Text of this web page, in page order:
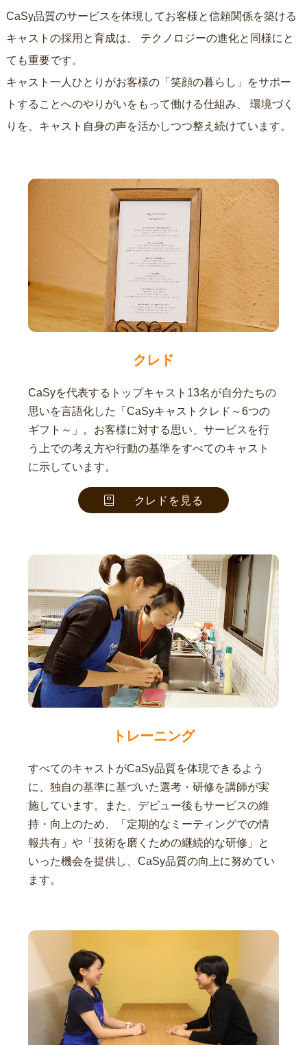
CaSy品質のサービスを体現してお客様と信頼関係を築ける
キャストの採用と育成は、
ても重要です。
キャスト一人ひとりがお客様の「笑顔の暮らし」をサポー
トすることへのやりがいをもって働ける仕組み、
りを、キャスト自身の声を活かしつつ整え続けています。
クレド
CaSyを代表するトップキャスト13名が自分たちの
思いを言語化した「CaSyキャストクレド～6つの
ギフト～」。お客様に対する思い、サービスを行
う上での考え方や行動の基準をすべてのキャスト
に示しています。
クレドを見る
トレーニング
すべてのキャストがCaSy品質を体現できるよう
に、独自の基準に基づいた選考・研修を講師が実
施しています。また、デビュー後もサービスの維
持・向上のため、「定期的なミーティングでの情
報共有」や「技術を磨くための継続的な研修」と
いった機会を提供し、CaSy品質の向上に努めてい
ます。